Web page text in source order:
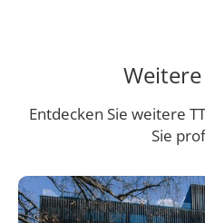
Entdecken Sie weitere
Sie